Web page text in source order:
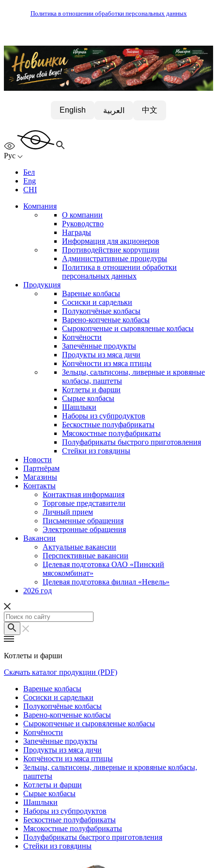
Политика в отношении обработки персональных данных
English العربية 中文
Рус
Бел
Eng
CHI
Компания
О компании
Руководство
Награды
Информация для акционеров
Противодействие коррупции
Административные процедуры
Политика в отношении обработки
персональных данных
Продукция
Вареные колбасы
Сосиски и сардельки
Полукопчёные колбасы
Варено-копченые колбасы
Сырокопченые и сыровяленые колбасы
Копчёности
Запечённые продукты
Продукты из мяса дичи
Копчёности из мяса птицы
Зельцы, сальтисоны, ливерные и кровяные
колбасы, паштеты
Котлеты и фарши
Сырые колбасы
Шашлыки
Наборы из субпродуктов
Бескостные полуфабрикаты
Мясокостные полуфабрикаты
Полуфабрикаты быстрого приготовления
Стейки из говядины
Новости
Партнёрам
Магазины
Контакты
Контактная информация
Торговые представители
Личный прием
Письменные обращения
Электронные обращения
Вакансии
Актуальные вакансии
Перспективные вакансии
Целевая подготовка ОАО «Пинский
мясокомбинат»
Целевая подготовка филиал «Невель»
2026 год
Котлеты и фарши
Скачать каталог продукции (PDF)
Вареные колбасы
Сосиски и сардельки
Полукопчёные колбасы
Варено-копченые колбасы
Сырокопченые и сыровяленые колбасы
Копчёности
Запечённые продукты
Продукты из мяса дичи
Копчёности из мяса птицы
Зельцы, сальтисоны, ливерные и кровяные колбасы,
паштеты
Котлеты и фарши
Сырые колбасы
Шашлыки
Наборы из субпродуктов
Бескостные полуфабрикаты
Мясокостные полуфабрикаты
Полуфабрикаты быстрого приготовления
Стейки из говядины